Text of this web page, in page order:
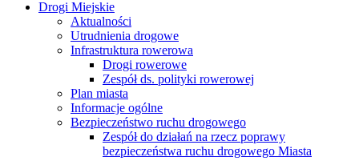
Drogi Miejskie
Aktualności
Utrudnienia drogowe
Infrastruktura rowerowa
Drogi rowerowe
Zespół ds. polityki rowerowej
Plan miasta
Informacje ogólne
Bezpieczeństwo ruchu drogowego
Zespół do działań na rzecz poprawy
bezpieczeństwa ruchu drogowego Miasta